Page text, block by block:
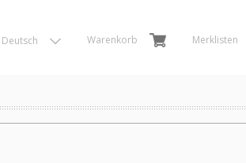
Deutsch Warenkorb Merklisten